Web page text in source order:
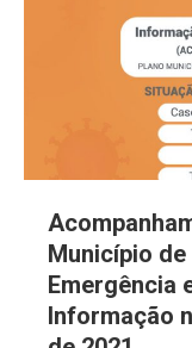
Município
Emergência
Informação